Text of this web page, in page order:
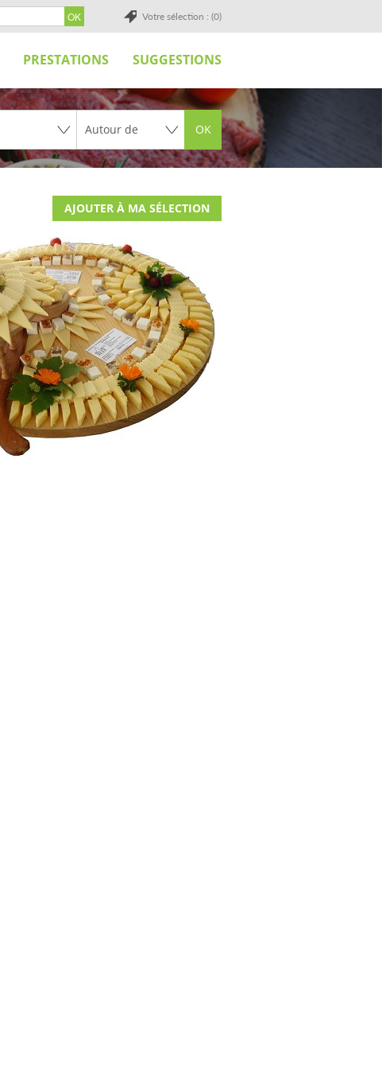
Votre sélection : (0)
PRESTATIONS SUGGESTIONS
OK
AJOUTER À MA SÉLECTION